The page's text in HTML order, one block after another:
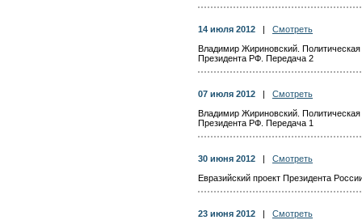
14 июля 2012
Смотреть
Владимир Жириновский.
Президента РФ. Передача 2
07 июля 2012
Смотреть
Владимир Жириновский.
Президента РФ. Передача 1
30 июня 2012
Смотреть
Евразийский проект Президента
23 июня 2012
Смотреть